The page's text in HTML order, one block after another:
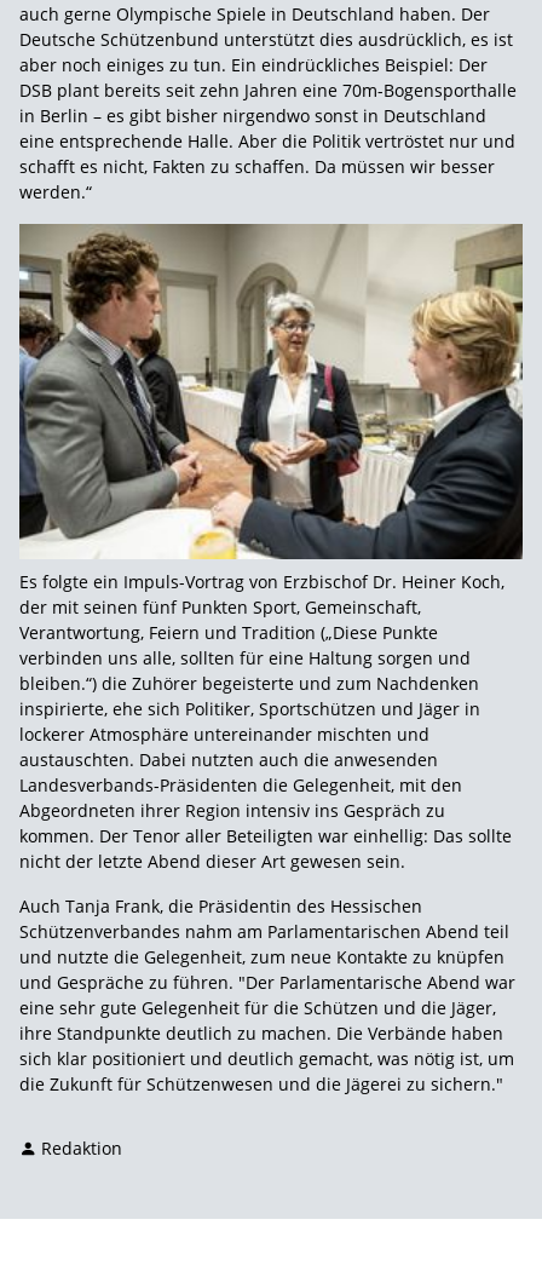
auch gerne Olympische Spiele in Deutschland haben. Der
Deutsche Schützenbund unterstützt dies ausdrücklich, es ist
aber noch einiges zu tun. Ein eindrückliches Beispiel: Der
DSB plant bereits seit zehn Jahren eine 70m-Bogensporthalle
in Berlin – es gibt bisher nirgendwo sonst in Deutschland
eine entsprechende Halle. Aber die Politik vertröstet nur und
schafft es nicht, Fakten zu schaffen. Da müssen wir besser
werden.“
Es folgte ein Impuls-Vortrag von Erzbischof Dr. Heiner Koch,
der mit seinen fünf Punkten Sport, Gemeinschaft,
Verantwortung, Feiern und Tradition („Diese Punkte
verbinden uns alle, sollten für eine Haltung sorgen und
bleiben.“) die Zuhörer begeisterte und zum Nachdenken
inspirierte, ehe sich Politiker, Sportschützen und Jäger in
lockerer Atmosphäre untereinander mischten und
austauschten. Dabei nutzten auch die anwesenden
Landesverbands-Präsidenten die Gelegenheit, mit den
Abgeordneten ihrer Region intensiv ins Gespräch zu
kommen. Der Tenor aller Beteiligten war einhellig: Das sollte
nicht der letzte Abend dieser Art gewesen sein.
Auch Tanja Frank, die Präsidentin des Hessischen
Schützenverbandes nahm am Parlamentarischen Abend teil
und nutzte die Gelegenheit, zum neue Kontakte zu knüpfen
und Gespräche zu führen. "Der Parlamentarische Abend war
eine sehr gute Gelegenheit für die Schützen und die Jäger,
ihre Standpunkte deutlich zu machen. Die Verbände haben
sich klar positioniert und deutlich gemacht, was nötig ist, um
die Zukunft für Schützenwesen und die Jägerei zu sichern."
Redaktion